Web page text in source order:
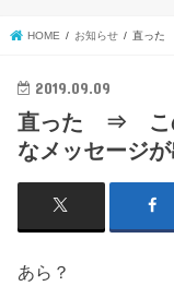
HOME お知らせ 直った
2019.09.09
直った ⇒ こ
なメッセージ
あら？